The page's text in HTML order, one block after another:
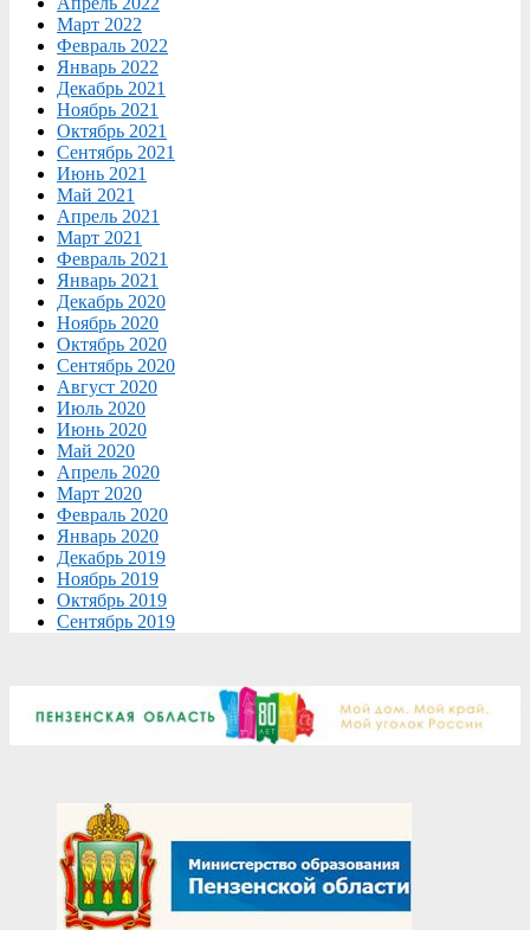
Март 2022
Февраль 2022
Январь 2022
Декабрь 2021
Ноябрь 2021
Октябрь 2021
Сентябрь 2021
Июнь 2021
Май 2021
Апрель 2021
Март 2021
Февраль 2021
Январь 2021
Декабрь 2020
Ноябрь 2020
Октябрь 2020
Сентябрь 2020
Август 2020
Июль 2020
Июнь 2020
Май 2020
Апрель 2020
Март 2020
Февраль 2020
Январь 2020
Декабрь 2019
Ноябрь 2019
Октябрь 2019
Сентябрь 2019